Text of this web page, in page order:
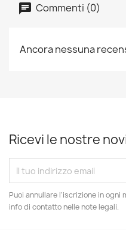
Commenti (0)
Ancora nessuna
Ricevi le nostre
Puoi annullare l'iscrizione in ogni
info di contatto nelle note legali.